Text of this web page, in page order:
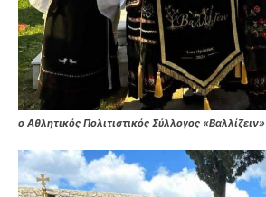
ο Αθλητικός Πολιτιστικός Σύλλογος «Βαλλίζειν»